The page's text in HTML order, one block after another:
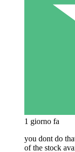
1 giorno fa
you dont do
of the stock